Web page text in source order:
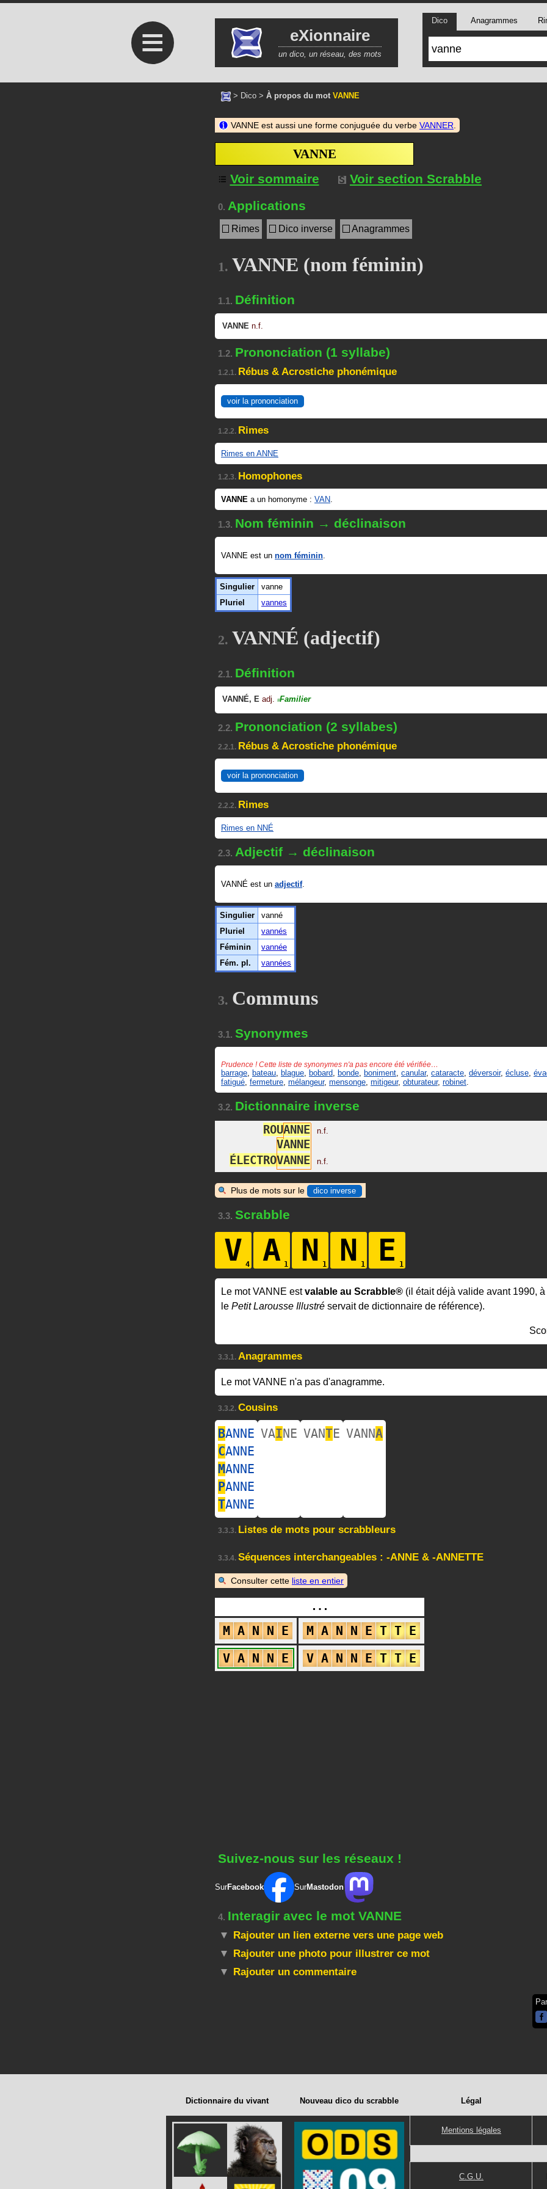
≡ eXionnaire
un dico, un réseau, des mots
Dico Anagrammes
> Dico > À propos du mot VANNE
VANNE est aussi une forme conjuguée du verbe VANNER
VANNE
Voir sommaire
Voir section Scrabble
0. Applications
Rimes Dico inverse Anagrammes
1. VANNE (nom féminin)
1.1. Définition
VANNE n.f.
1.2. Prononciation (1 syllabe)
1.2.1. Rébus & Acrostiche phonémique
voir la prononciation
1.2.2. Rimes
Rimes en ANNE
1.2.3. Homophones
VANNE a un homonyme : VAN.
1.3. Nom féminin → déclinaison
VANNE est un nom féminin.
Singulier
vanne
Pluriel
vannes
2. VANNÉ (adjectif)
2.1. Définition
VANNÉ, E adj. #Familier
2.2. Prononciation (2 syllabes)
2.2.1. Rébus & Acrostiche phonémique
voir la prononciation
2.2.2. Rimes
Rimes en NNÉ
2.3. Adjectif → déclinaison
VANNÉ est un adjectif.
Singulier
vanné
Pluriel
vannés
Féminin
vannée
Fém. pl.
vannées
3. Communs
3.1. Synonymes
Prudence ! Cette liste de synonymes n'a pas encore été vérifiée…
barrage bateau blague bobard bonde boniment canular, cataracte déversoir, écluse
fatigué fermeture mélangeur, mensonge mitigeur, obturateur, robinet
3.2. Dictionnaire inverse
ROUANNE n.f.
VANNE
ÉLECTROVANNE n.f.
Plus de mots sur le dico inverse
3.3. Scrabble
V A N N E
Le mot VANNE estvalable au Scrabble® (il était déjà valide avant 1990,
le Petit Larousse Illustré servait de dictionnaire de référence).
3.3.1. Anagrammes
Le mot VANNE n'a pas d'anagramme.
3.3.2. Cousins
BANNE
CANNE
MANNE
PANNE
TANNE
VAINE VANTE VANNA
3.3.3. Listes de mots pour scrabbleurs
3.3.4. Séquences interchangeables : -ANNE & -ANNETTE
Consulter cette liste en entier
…
M A N N E M A N N E T T E
V A N N E V A N N E T T E
Suivez-nous sur les réseaux !
SurFacebook SurMastodon
4. Interagir avec le mot VANNE
Rajouter un lien externe vers une page web
Rajouter une photo pour illustrer ce mot
Rajouter un commentaire
Dictionnaire du vivant Nouveau dico du scrabble Légal
Mentions légales
C.G.U.